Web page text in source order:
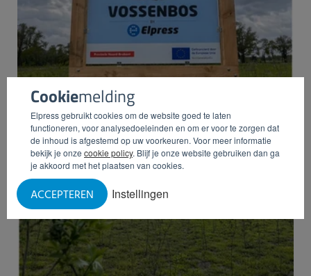
Cookiemelding
Elpress gebruikt cookies om de website goed te laten
functioneren, voor analysedoeleinden en om er voor te zorgen dat
de inhoud is afgestemd op uw voorkeuren. Voor meer informatie
bekijk je onze cookie policy. Blijf je onze website gebruiken dan ga
je akkoord met het plaatsen van cookies.
Instellingen
ACCEPTEREN